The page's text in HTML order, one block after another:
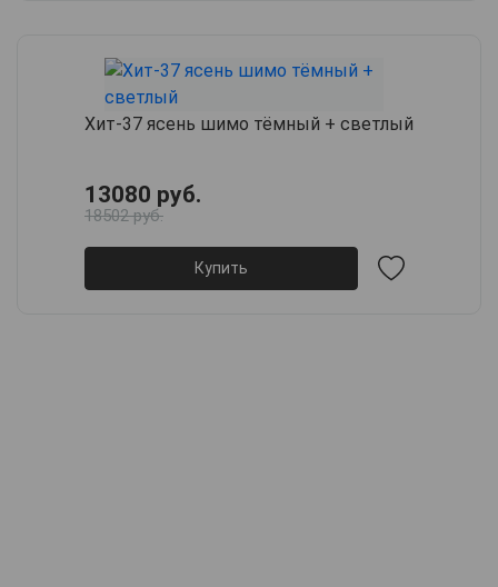
Хит-37 ясень шимо тёмный + светлый
13080 руб.
18502 руб.
Купить